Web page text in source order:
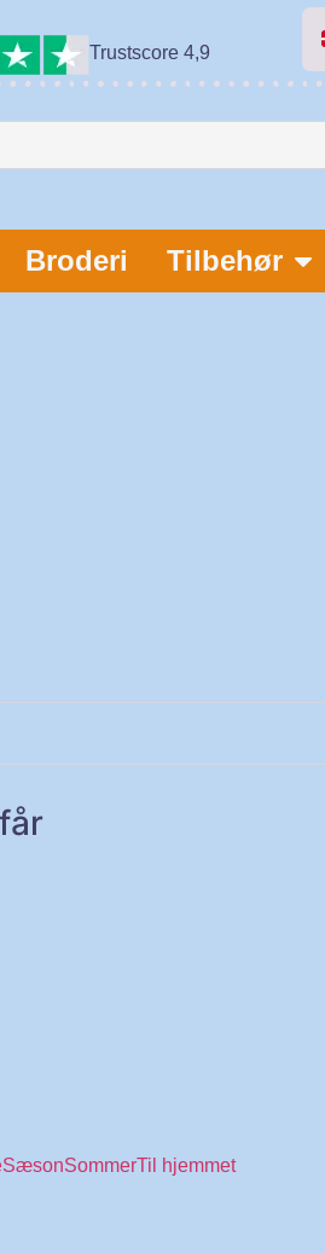
Trustscore 4,9
Broderi Tilbehør
SæsonSommerTil hjemmet